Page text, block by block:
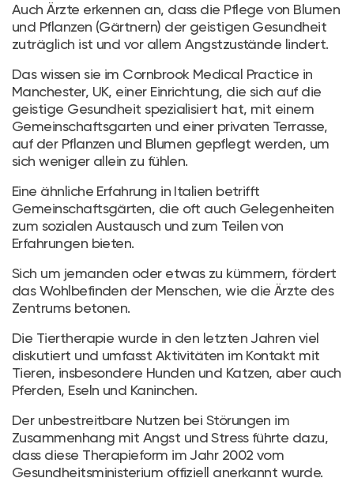
Auch Ärzte erkennen an, dass die Pflege von Blumen
und Pflanzen (Gärtnern) der geistigen Gesundheit
zuträglich ist und vor allem Angstzustände lindert.
Das wissen sie im Cornbrook Medical Practice in
Manchester, UK, einer Einrichtung, die sich auf die
geistige Gesundheit spezialisiert hat, mit einem
Gemeinschaftsgarten und einer privaten Terrasse,
auf der Pflanzen und Blumen gepflegt werden, um
sich weniger allein zu fühlen.
Eine ähnliche Erfahrung in Italien betrifft
Gemeinschaftsgärten, die oft auch Gelegenheiten
zum sozialen Austausch und zum Teilen von
Erfahrungen bieten.
Sich um jemanden oder etwas zu kümmern, fördert
das Wohlbefinden der Menschen, wie die Ärzte des
Zentrums betonen.
Die Tiertherapie wurde in den letzten Jahren viel
diskutiert und umfasst Aktivitäten im Kontakt mit
Tieren, insbesondere Hunden und Katzen, aber auch
Pferden, Eseln und Kaninchen.
Der unbestreitbare Nutzen bei Störungen im
Zusammenhang mit Angst und Stress führte dazu,
dass diese Therapieform im Jahr 2002 vom
Gesundheitsministerium offiziell anerkannt wurde.